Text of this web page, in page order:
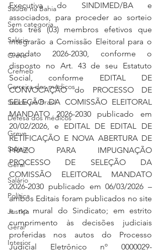
Saúde na Bahia
Sem categoria
Salário
Greve
Cremeb
Carreira dos médicos
Saúde no Brasil
Defesa dos médicos
Greve
Salário
Geral
Salário
Política
Justiça
Geral
Interior
Executiva do SINDIMED/BA e
associados, para proceder ao sorteio
dos três (03) membros efetivos que
integrarão a Comissão Eleitoral para o
mandato 2026-2030, conforme o
disposto no Art. 43 de seu Estatuto
Social, conforme EDITAL DE
CONVOCAÇÃO do PROCESSO DE
SELEÇÃO DA COMISSÃO ELEITORAL
MANDATO 2026-2030 publicado em
20/02/2026, e EDITAL DE EDITAL DE
RETIFICAÇÃO E NOVA ABERTURA DE
PRAZO PARA IMPUGNAÇÃO
PROCESSO DE SELEÇÃO DA
COMISSÃO ELEITORAL MANDATO
2026-2030 publicado em 06/03/2026 –
ambos Editais foram publicados no site
e no mural do Sindicato; em estrito
cumprimento às decisões judiciais
proferidas nos autos do Processo
Judicial Eletrônico nº 0000029-